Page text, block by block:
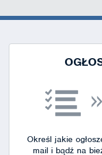
Określ jakie
mail i bądź na